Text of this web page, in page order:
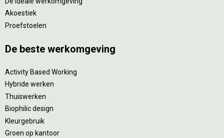
Akoestiek
Proefstoelen
De beste werkomgeving
Activity Based Working
Hybride werken
Thuiswerken
Biophilic design
Kleurgebruik
Groen op kantoor